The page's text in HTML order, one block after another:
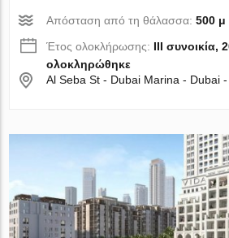
Απόσταση από τη θάλασσα:500 μ
Έτος ολοκλήρωσης: III συνοικία,
ολοκληρώθηκε
Al Seba St - Dubai Marina - Dubai -